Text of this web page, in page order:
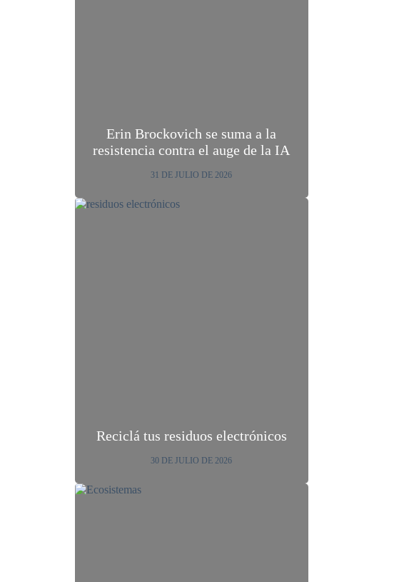
Erin Brockovich se suma a la
resistencia contra el auge de la IA
31 DE JULIO DE 2026
Reciclá tus residuos electrónicos
30 DE JULIO DE 2026